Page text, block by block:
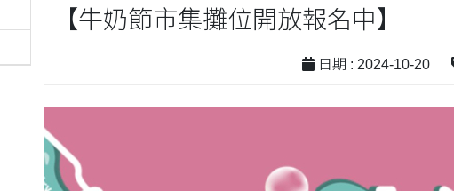
【牛奶節市集攤位開放報名中】
日期 : 2024-10-20